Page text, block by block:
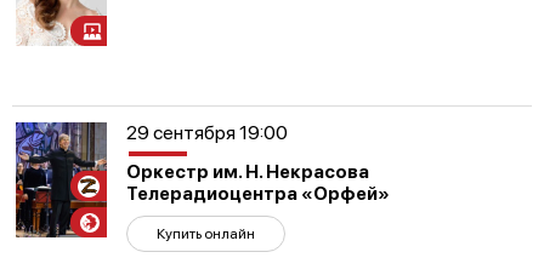
Участникам
СВО
29 сентября 19:00
Оркестр им. Н. Некрасова
Телерадиоцентра «Орфей»
Купить онлайн